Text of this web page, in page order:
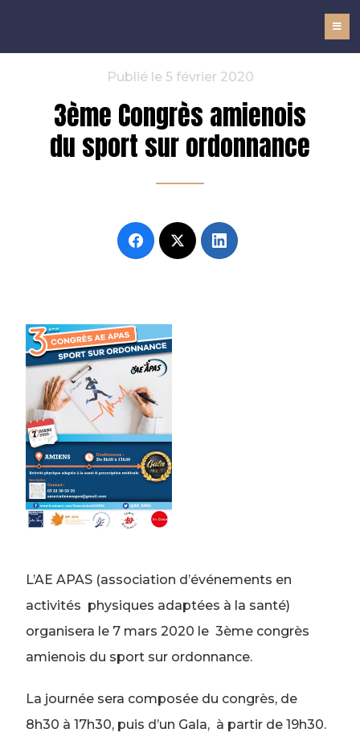
Publié le 5 février 2020
3ème Congrès amienois
du sport sur ordonnance
L’AE APAS (association d’événements en
activités physiques adaptées à la santé)
organisera le 7 mars 2020 le 3ème congrès
amienois du sport sur ordonnance.
La journée sera composée du congrès, de
8h30 à 17h30, puis d’un Gala, à partir de 19h30.